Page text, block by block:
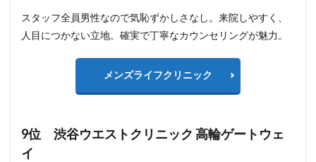
スタッフ全員男性なので気恥ずかしさなし。来院しやすく、
人目につかない立地。確実で丁寧なカウンセリングが魅力。
メンズライフクリニック
9位 渋谷ウエストクリニック 高輪ゲートウェ
イ